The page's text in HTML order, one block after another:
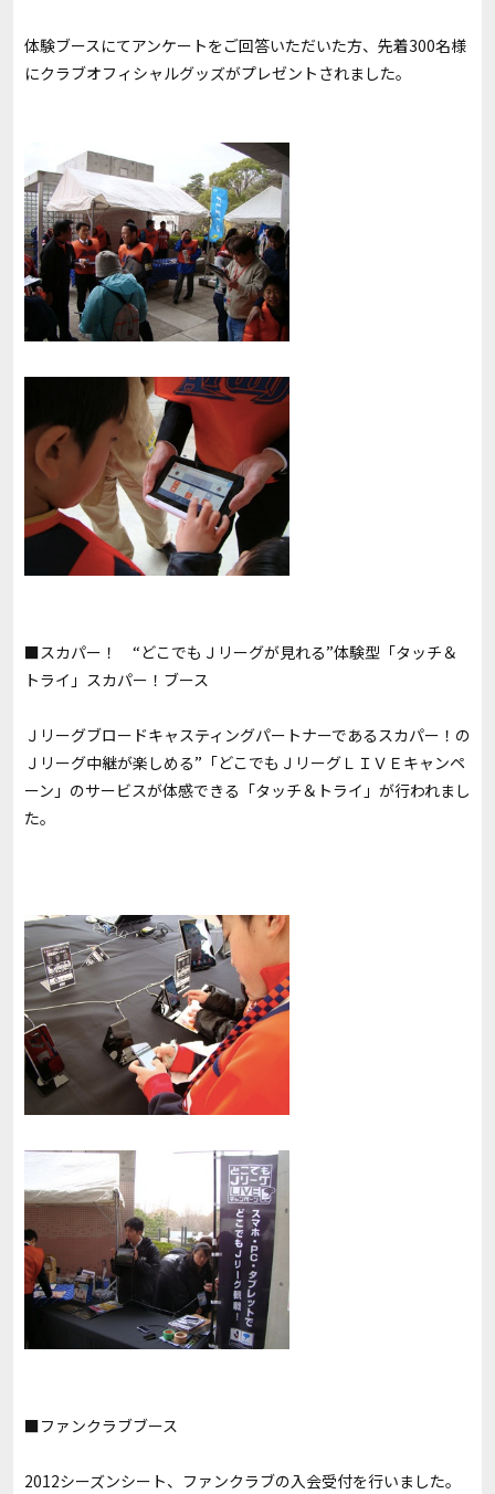
体験ブースにてアンケートをご回答いただいた方、先着300名様
にクラブオフィシャルグッズがプレゼントされました。
■スカパー！ “どこでもＪリーグが見れる”体験型「タッチ＆
トライ」スカパー！ブース
Ｊリーグブロードキャスティングパートナーであるスカパー！の
Ｊリーグ中継が楽しめる”「どこでもＪリーグＬＩＶＥキャンペ
ーン」のサービスが体感できる「タッチ＆トライ」が行われまし
た。
■ファンクラブブース
2012シーズンシート、ファンクラブの入会受付を行いました。